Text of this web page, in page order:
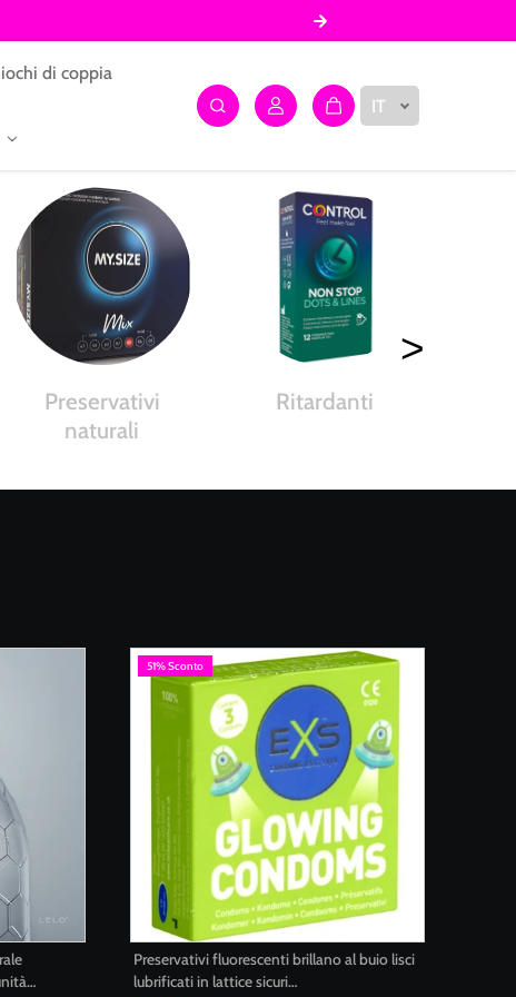
di coppia
IT
Preservativi
naturali
Ritardanti
>
51% Sconto
Preservativi fluorescenti brillano al buio lisci
lubrificati in lattice sicuri